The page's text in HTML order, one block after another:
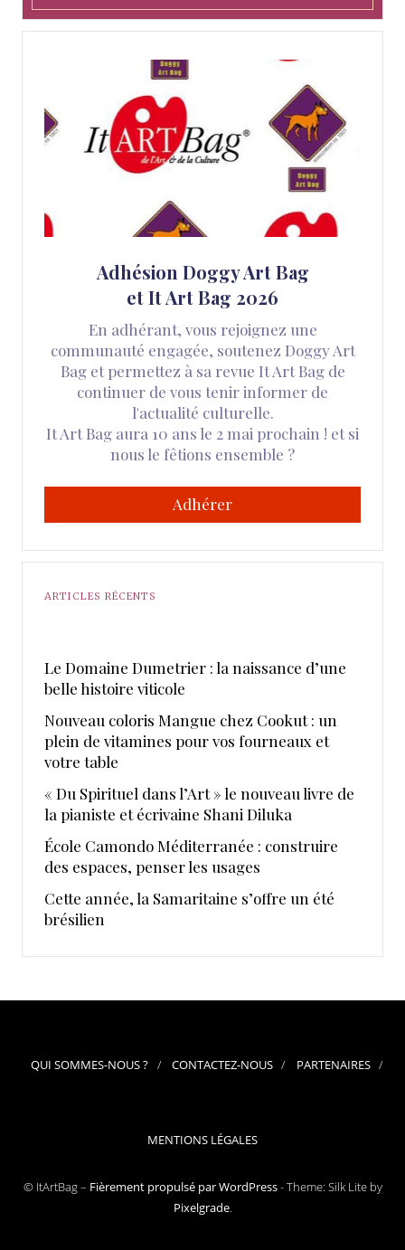
Adhésion Doggy Art Bag
et It Art Bag 2026
En adhérant, vous rejoignez une
communauté engagée, soutenez Doggy Art
Bag et permettez à sa revue It Art Bag de
continuer de vous tenir informer de
l'actualité culturelle.
It Art Bag aura 10 ans le 2 mai prochain ! et si
nous le fêtions ensemble ?
Adhérer
ARTICLES RÉCENTS
Le Domaine Dumetrier : la naissance d’une
belle histoire viticole
Nouveau coloris Mangue chez Cookut : un
plein de vitamines pour vos fourneaux et
votre table
« Du Spirituel dans l’Art » le nouveau livre de
la pianiste et écrivaine Shani Diluka
École Camondo Méditerranée : construire
des espaces, penser les usages
Cette année, la Samaritaine s’offre un été
brésilien
QUI SOMMES-NOUS ? CONTACTEZ-NOUS PARTENAIRES
MENTIONS LÉGALES
© ItArtBag – Fièrement propulsé par WordPress-Theme: Silk Lite by
Pixelgrade.